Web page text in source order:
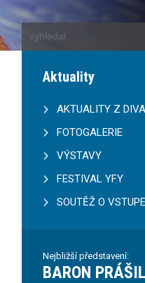
Aktuality
AKTUALITY Z
FOTOGALERIE
VÝSTAVY
FESTIVAL YFY
SOUTĚŽ O
Nejbližší představení:
BARON PRÁŠIL